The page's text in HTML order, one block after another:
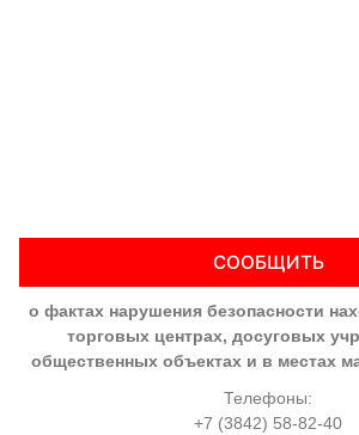
СООБЩИТЬ
о фактах нарушения безопасности
торговых центрах, досуговых
общественных объектах и в местах
Телефоны:
+7 (3842) 58-82-40